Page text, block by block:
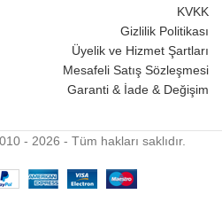
KVKK
Gizlilik Politikası
Üyelik ve Hizmet Şartları
Mesafeli Satış Sözleşmesi
Garanti & İade & Değişim
- 2026 - Tüm hakları saklıdır.